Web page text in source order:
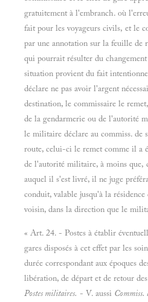
gratuitement à l'embranch. où
fait pour les voyageurs civils, et le
par une annotation sur la feuille de
qui pourrait résulter du
situation provient du fait
déclare ne pas avoir l'argent
destination, le commissaire le
de la gendarmerie ou de l'autorité
le militaire déclare au commiss. de
route, celui-ci le remet comme il a
de l'autorité militaire, à moins que,
auquel il s'est livré, il ne juge
conduit, valable jusqu'à la
voisin, dans la direction que le
« Art. 24. - Postes à établir
gares disposés à cet effet par les
durée correspondant aux époques
libération, de départ et de retour
Postes militaires. - V. aussi Commiss.